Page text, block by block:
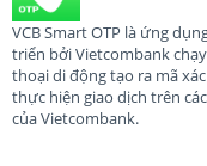
VCB Smart OTP là ứng
triển bởi Vietcombank
thoại di động tạo ra mã
thực hiện giao dịch trên
của Vietcombank.